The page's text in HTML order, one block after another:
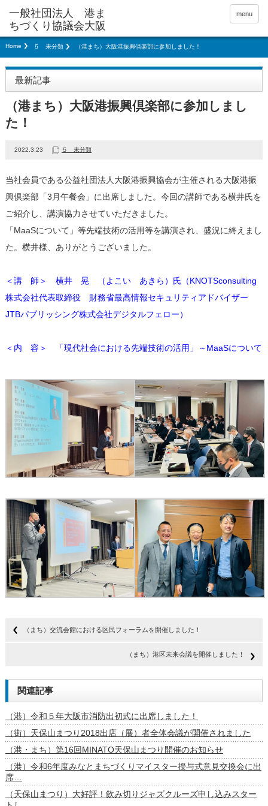
menu
Home ５ 未分類 （港まち）大阪港振興倶楽部に参加しました！
最新記事
（港まち）大阪港振興倶楽部に参加しまし
た！
2022.3.23 ５ 未分類
当社会員である公益社団法人大阪港振興協会が主催される大阪港振
興倶楽部「3月午餐会」に出席しました。今回の講師である横井氏を
ご紹介し、講演協力させていただきました。
「MaaSについて」等先端技術の活用等を講演され、盛況に終えまし
た。横井様、ありがとうございました。
＜講 師＞ 横井 晃 （よこい あきら）氏（KNOTSconsulting
株式会社代表取締役 財務省最高情報セキュリティアドバイザー
JTBパブリッシング株式会社デジタルフェロー）
＜内 容＞ 「現代社会における先端技術の活用」～MaaSについて
（まち）交流会館における区民フォーラムを開催しました！
（まち）港区未来会議を開催しました！
関連記事
（港）令和５年大阪市消防出初式に出席しました！
（街）天保山まつり2018出店（展）者全体会議が開催されました
（港・まち）第16回MINATO天保山まつり開催のお知らせ
（港）令和6年度みなとまちづくりマイスター授与式意見交換会に出
席…
（天保山まつり）大好評！飲み切りジャズクルーズ申し込みスター